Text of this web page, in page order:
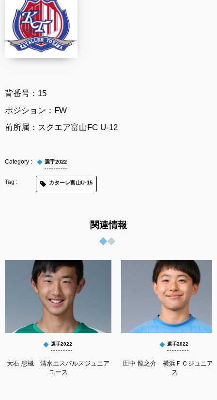
背番号：15
ポジション：FW
前所属：スクエア富山FC U-12
選手2022
カターレ富山U-15
関連情報
選手2022
大石 息楓 清水エスパルスジュニア
ユース
選手2022
田中 龍之介 横浜ＦＣジュニア
ス